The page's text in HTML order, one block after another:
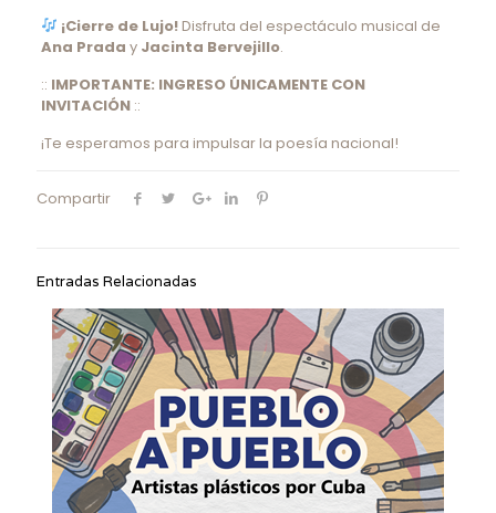
¡Cierre de Lujo!Disfruta del espectáculo musical de
Ana Prada y Jacinta Bervejillo.
:: IMPORTANTE: INGRESO ÚNICAMENTE CON
INVITACIÓN::
¡Te esperamos para impulsar la poesía nacional!
Compartir
Entradas Relacionadas